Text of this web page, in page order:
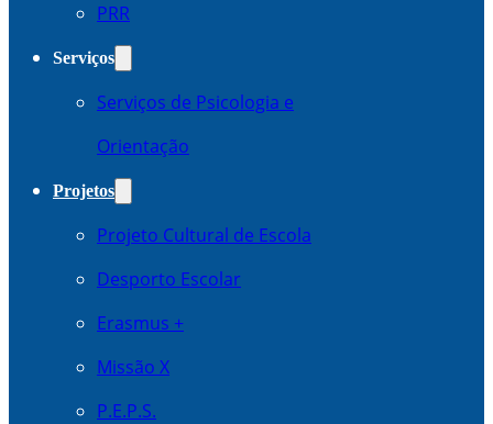
PRR
Serviços
Serviços de Psicologia e
Orientação
Projetos
Projeto Cultural de Escola
Desporto Escolar
Erasmus +
Missão X
P.E.P.S.